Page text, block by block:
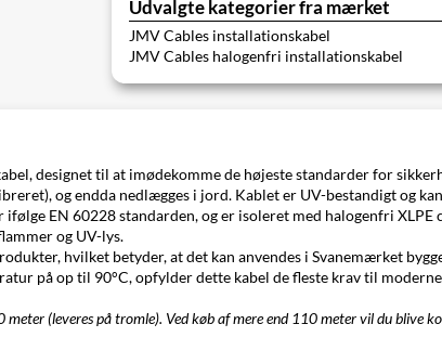
Udvalgte kategorier fra mærket
JMV Cables installationskabel
JMV Cables halogenfri installationskabel
designet til at imødekomme de højeste standarder for
og endda nedlægges i jord. Kablet er UV-bestandigt og
EN 60228 standarden, og er isoleret med halogenfri
og UV-lys.
hvilket betyder, at det kan anvendes i Svanemærket
på op til 90°C, opfylder dette kabel de fleste krav til
(leveres på tromle). Ved køb af mere end 110meter vil du blive